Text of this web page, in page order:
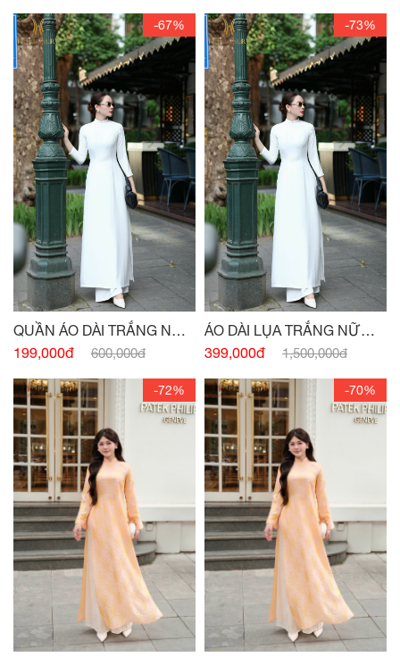
-67%
QUẦN ÁO DÀI TRẮNG NỮ
SINH
199,000đ 600,000đ
-73%
ÁO DÀI LỤA TRẮNG NỮ
SINH
399,000đ 1,500,000đ
-72% -70%